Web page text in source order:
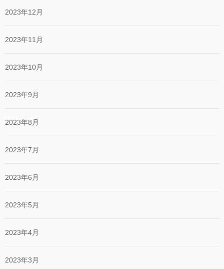
2023年12月
2023年11月
2023年10月
2023年9月
2023年8月
2023年7月
2023年6月
2023年5月
2023年4月
2023年3月